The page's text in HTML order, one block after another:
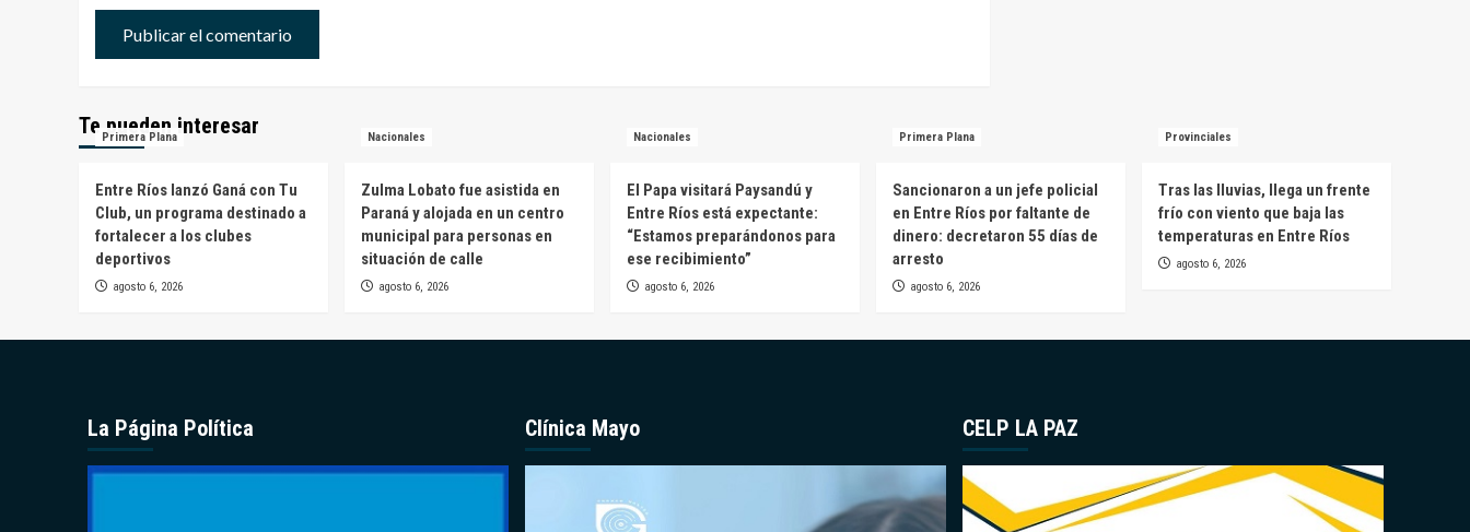
Te pueden interesar
Primera Plana
Entre Ríos lanzó Ganá con Tu
Club, un programa destinado a
fortalecer a los clubes
deportivos
agosto 6, 2026
Nacionales
Zulma Lobato fue asistida en
Paraná y alojada en un centro
municipal para personas en
situación de calle
agosto 6, 2026
Nacionales
El Papa visitará Paysandú y
Entre Ríos está expectante:
“Estamos preparándonos para
ese recibimiento”
agosto 6, 2026
Primera Plana
Sancionaron a un jefe policial
en Entre Ríos por faltante de
dinero: decretaron 55 días de
arresto
agosto 6, 2026
Provinciales
Tras las lluvias, llega un frente
frío con viento que baja las
temperaturas en Entre Ríos
agosto 6, 2026
La Página Política Clínica Mayo CELP LA PAZ